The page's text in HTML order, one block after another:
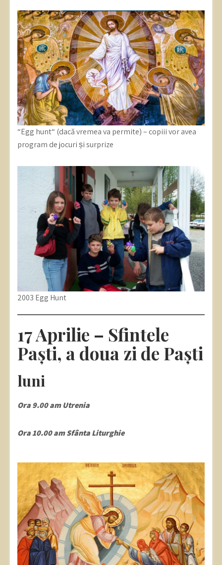
“Egg hunt“ (dacă vremea va permite) – copiii vor avea
program de jocuri și surprize
2003 Egg Hunt
17 Aprilie – Sfintele
Paști, a doua zi de Paști
luni
Ora 9.00 am Utrenia
Ora 10.00 am Sfânta Liturghie